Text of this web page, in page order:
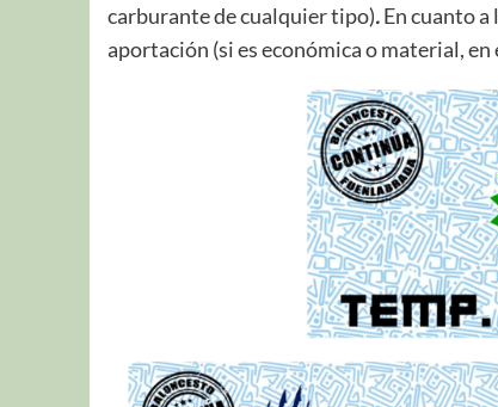
carburante de cualquier tipo).En cuanto
aportación (si es económica o material,